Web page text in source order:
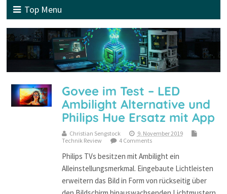
Top Menu
Govee im Test – LED
Ambilight Alternative und
Philips Hue Ersatz mit App
Christian Sengstock
9. November 2019
Technik Review
4 Comments
Philips TVs besitzen mit Ambilight ein
Alleinstellungsmerkmal. Eingebaute Lichtleisten
erweitern das Bild in Form von rückseitig über